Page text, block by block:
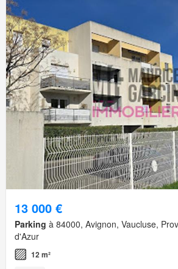
13 000 €
Parking à 84000, Avignon, Vaucluse,
d'Azur
12 m²